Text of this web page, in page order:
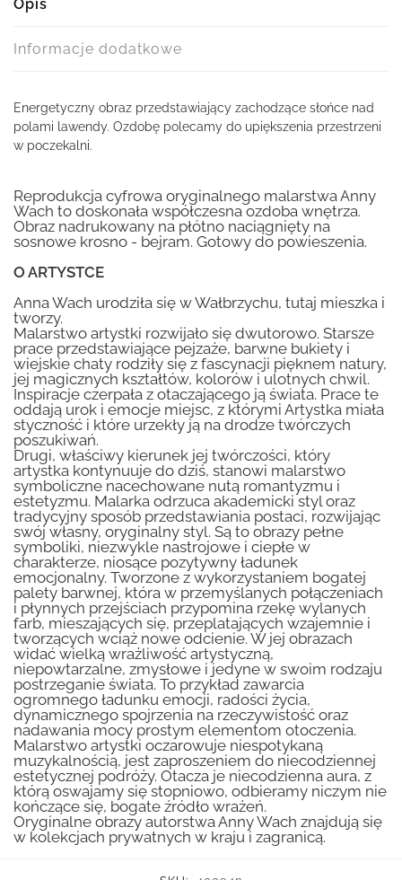
Opis
Informacje dodatkowe
Energetyczny obraz przedstawiający zachodzące słońce nad
polami lawendy. Ozdobę polecamy do upiększenia przestrzeni
w poczekalni.
Reprodukcja cyfrowa oryginalnego malarstwa Anny
Wach to doskonała współczesna ozdoba wnętrza.
Obraz nadrukowany na płótno naciągnięty na
sosnowe krosno - bejram. Gotowy do powieszenia.
O ARTYSTCE
Anna Wach urodziła się w Wałbrzychu, tutaj mieszka i
tworzy.
Malarstwo artystki rozwijało się dwutorowo. Starsze
prace przedstawiające pejzaże, barwne bukiety i
wiejskie chaty rodziły się z fascynacji pięknem natury,
jej magicznych kształtów, kolorów i ulotnych chwil.
Inspiracje czerpała z otaczającego ją świata. Prace te
oddają urok i emocje miejsc, z którymi Artystka miała
styczność i które urzekły ją na drodze twórczych
poszukiwań.
Drugi, właściwy kierunek jej twórczości, który
artystka kontynuuje do dziś, stanowi malarstwo
symboliczne nacechowane nutą romantyzmu i
estetyzmu. Malarka odrzuca akademicki styl oraz
tradycyjny sposób przedstawiania postaci, rozwijając
swój własny, oryginalny styl. Są to obrazy pełne
symboliki, niezwykle nastrojowe i ciepłe w
charakterze, niosące pozytywny ładunek
emocjonalny. Tworzone z wykorzystaniem bogatej
palety barwnej, która w przemyślanych połączeniach
i płynnych przejściach przypomina rzekę wylanych
farb, mieszających się, przeplatających wzajemnie i
tworzących wciąż nowe odcienie. W jej obrazach
widać wielką wrażliwość artystyczną,
niepowtarzalne, zmysłowe i jedyne w swoim rodzaju
postrzeganie świata. To przykład zawarcia
ogromnego ładunku emocji, radości życia,
dynamicznego spojrzenia na rzeczywistość oraz
nadawania mocy prostym elementom otoczenia.
Malarstwo artystki oczarowuje niespotykaną
muzykalnością, jest zaproszeniem do niecodziennej
estetycznej podróży. Otacza je niecodzienna aura, z
którą oswajamy się stopniowo, odbieramy niczym nie
kończące się, bogate źródło wrażeń.
Oryginalne obrazy autorstwa Anny Wach znajdują się
w kolekcjach prywatnych w kraju i zagranicą.